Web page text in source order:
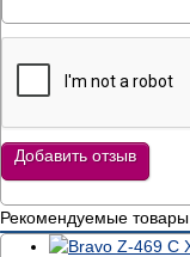
Добавить отзыв
Рекомендуемые товары